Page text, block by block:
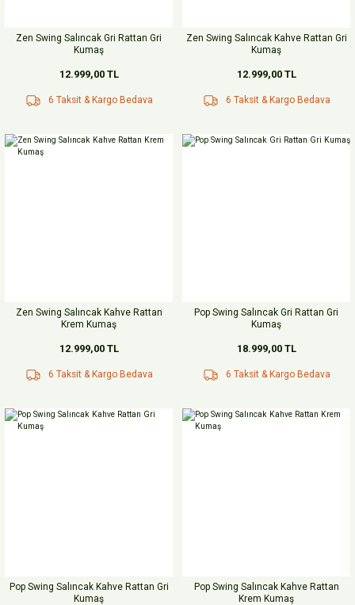
Zen Swing Salıncak Gri Rattan Gri
Kumaş
12.999,00 TL
6 Taksit & Kargo Bedava
Zen Swing Salıncak Kahve Rattan Gri
Kumaş
12.999,00 TL
6 Taksit & Kargo Bedava
Zen Swing Salıncak Kahve Rattan
Krem Kumaş
12.999,00 TL
6 Taksit & Kargo Bedava
Pop Swing Salıncak Gri Rattan Gri
Kumaş
18.999,00 TL
6 Taksit & Kargo Bedava
Pop Swing Salıncak Kahve Rattan Gri
Kumaş
Pop Swing Salıncak Kahve Rattan
Krem Kumaş